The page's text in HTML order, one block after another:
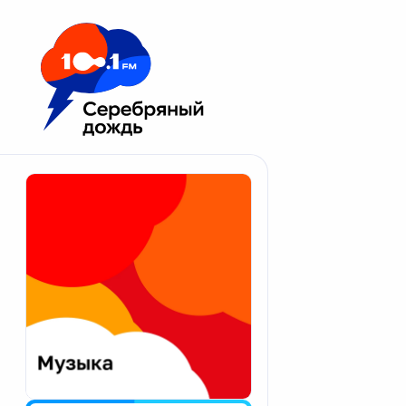
Москва 100.1 FM
Апатиты
Екатеринбург
Калининград
Калуга